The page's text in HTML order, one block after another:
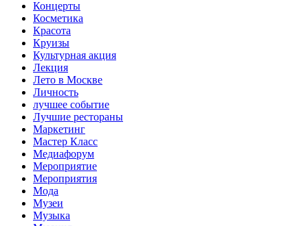
Концерты
Косметика
Красота
Круизы
Культурная акция
Лекция
Лето в Москве
Личность
лучшее событие
Лучшие рестораны
Маркетинг
Мастер Класс
Медиафорум
Мероприятие
Мероприятия
Мода
Музеи
Музыка